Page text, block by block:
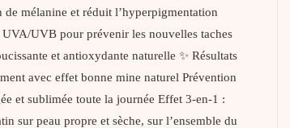
mélanine et réduit l’hyperpigmentation
UVB pour prévenir les nouvelles taches
et antioxydante naturelle ✨ Résultats
avec effet bonne mine naturel Prévention
et sublimée toute la journée Effet 3-en-1 :
sur peau propre et sèche, sur l’ensemble du